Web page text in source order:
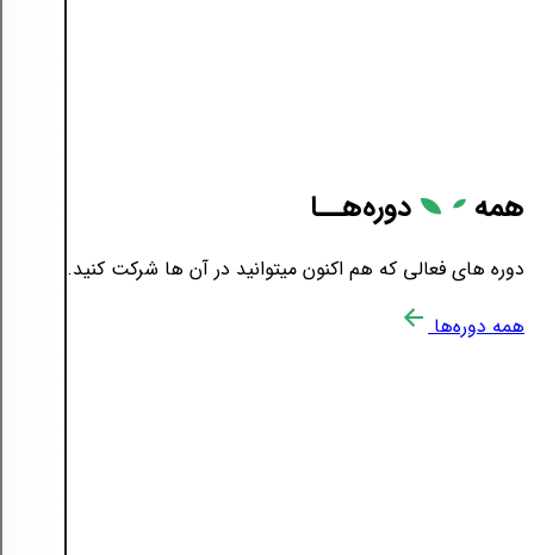
همه دوره‌هــا
دوره های فعالی که هم اکنون میتوانید در آن ها شرکت کنید.
همه دوره‌ها